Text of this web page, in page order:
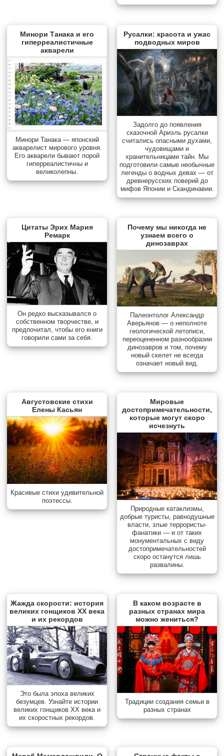
Минори Танака и его
гиперреалистичные
акварели
Минори Танака — японский
акварелист мирового уровня.
Его акварели бывают порой
гиперреалистичны и
великолепны.
Русалки: красота и ужас
подводных миров
Задолго до появления
сказочной Ариэль русалки
считались опасными духами,
чудовищами и
хранительницами тайн. Мы
подготовили самые необычные
легенды о водных девах — от
древнерусских поверий до
мифов Японии и Скандинавии.
Цитаты Эрих Мария
Ремарк
Он редко высказывался о
собственном творчестве, и
предпочитал, чтобы его книги
говорили сами за себя.
Почему мы никогда не
узнаем всего о
динозаврах
Палеонтолог Александр
Аверьянов — о неполноте
геологической летописи,
переоцененном разнообразии
динозавров и том, почему
новый скелет не всегда
означает новый вид.
Августовские стихи
Елены Касьян
Красивые стихи удивительной
поэтессы.
Мировые
достопримечательности,
которые могут скоро
исчезнуть
Природные катаклизмы,
добрые туристы, равнодушные
власти, злые террористы-
фанатики — и от таких
монументальных с виду
достопримечательностей
скоро останутся лишь
развалины.
Жажда скорости: история
великих гонщиков XX века
и их рекордов
Это была эпоха великих
безумцев. Узнайте истории
великих гонщиков XX века и
их скоростных рекордов.
В каком возрасте в
разных странах мира
можно жениться?
Традиции создания семьи в
разных странах